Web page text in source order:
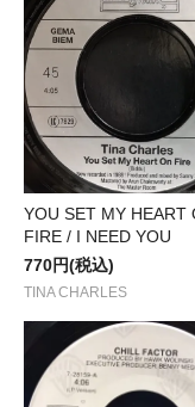
YOU SET MY HEART
FIRE / I NEED YOU
770円(税込)
TINA CHARLES